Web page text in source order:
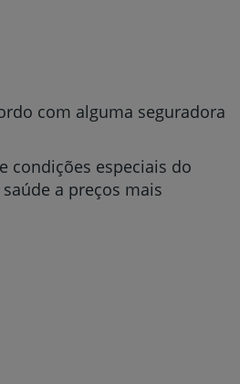
com alguma seguradora
condições especiais do
a preços mais